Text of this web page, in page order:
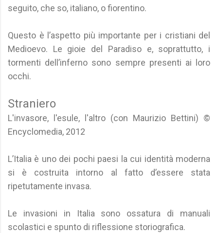
seguito, che so, italiano, o fiorentino.
Questo è l’aspetto più importante per i cristiani del
Medioevo. Le gioie del Paradiso e, soprattutto, i
tormenti dell’inferno sono sempre presenti ai loro
occhi.
Straniero
L'invasore, l'esule, l'altro (con Maurizio Bettini) ©
Encyclomedia, 2012
L’Italia è uno dei pochi paesi la cui identità moderna
si è costruita intorno al fatto d’essere stata
ripetutamente invasa.
Le invasioni in Italia sono ossatura di manuali
scolastici e spunto di riflessione storiografica.